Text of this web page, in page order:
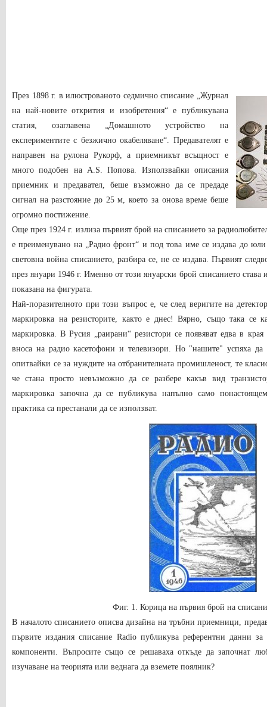
През 1898 г. в илюстрованото седмично списание „Журнал
на най-новите открития и изобретения“ е публикувана
статия, озаглавена „Домашното устройство на
експериментите с безжично окабеляване“. Предавателят е
направен на рулона Рукорф, а приемникът всъщност е
много подобен на A.S. Попова. Използвайки описания
приемник и предавател, беше възможно да се предаде
сигнал на разстояние до 25 м, което за онова време беше
огромно постижение.
Още през 1924 г. излиза първият брой на списанието за
е преименувано на „Радио фронт“ и под това име се издава до
световна война списанието, разбира се, не се издава. Първият
през януари 1946 г. Именно от този януарски брой списанието става
показана на фигурата.
Най-поразителното при този въпрос е, че след веригите на
маркировка на резисторите, както е днес! Вярно, също така се
маркировка. В Русия „раирани“ резистори се появяват едва в
вноса на радио касетофони и телевизори. Но "нашите" успяха да
опитвайки се за нуждите на отбранителната промишленост, те
че стана просто невъзможно да се разбере какъв вид
маркировка започна да се публикува напълно само
практика са престанали да се използват.
Фиг. 1. Корица на първия брой на
В началото списанието описва дизайна на тръбни приемници,
първите издания списание Radio публикува референтни данни
компоненти. Въпросите също се решаваха откъде да започнат
изучаване на теорията или веднага да вземете поялник?